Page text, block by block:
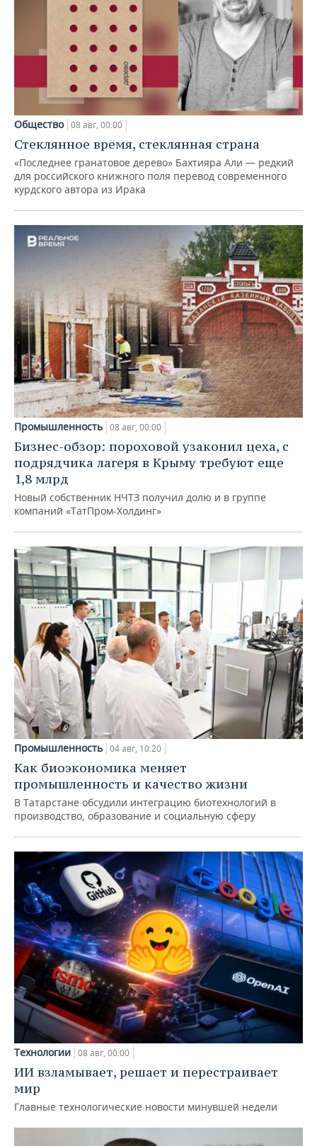
Общество 08 авг, 00:00
Стеклянное время, стеклянная страна
«Последнее гранатовое дерево» Бахтияра Али — редкий
для российского книжного поля перевод современного
курдского автора из Ирака
Промышленность 08 авг, 00:00
Бизнес-обзор: пороховой узаконил цеха, с
подрядчика лагеря в Крыму требуют еще
1,8 млрд
Новый собственник НЧТЗ получил долю и в группе
компаний «ТатПром-Холдинг»
Промышленность 04 авг, 10:20
Как биоэкономика меняет
промышленность и качество жизни
В Татарстане обсудили интеграцию биотехнологий в
производство, образование и социальную сферу
Технологии 08 авг, 00:00
ИИ взламывает, решает и перестраивает
мир
Главные технологические новости минувшей недели